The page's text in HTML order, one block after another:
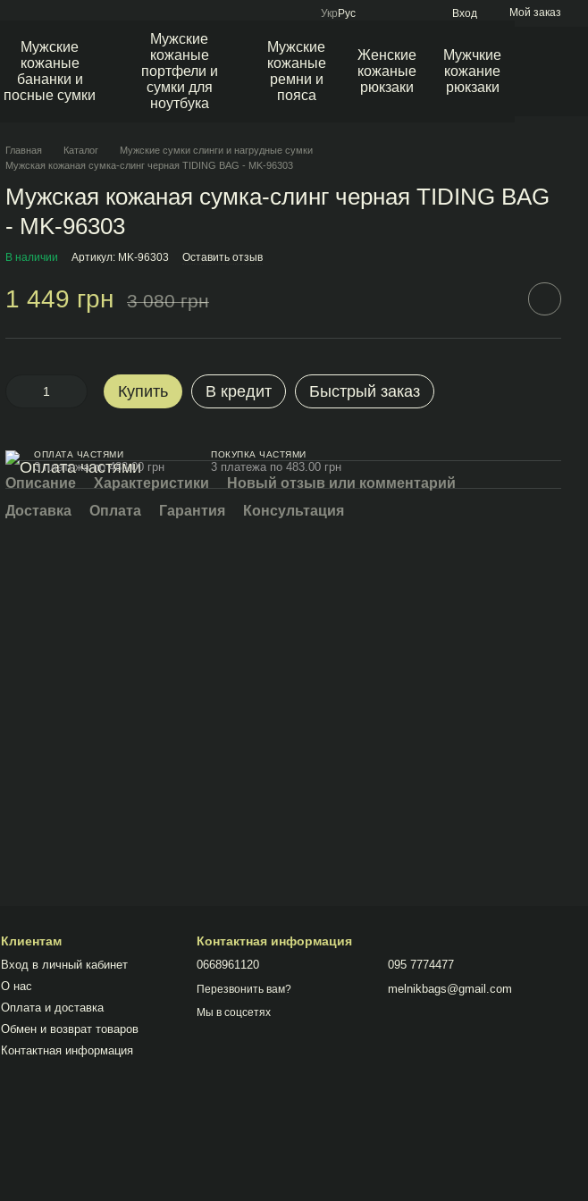
Укр Рус Вход Мой заказ
Мужские
кожаные
бананки и
посные сумки
Мужские
кожаные
портфели и
сумки для
ноутбука
Мужские
кожаные
ремни и
пояса
Женские
кожаные
рюкзаки
Мужчкие
кожание
рюкзаки
Главная Каталог
Мужские сумки слинги и нагрудные сумки
Мужская кожаная сумка-слинг черная TIDING BAG - MK-96303
Мужская кожаная сумка-слинг черная TIDING BAG
- MK-96303
В наличии Артикул: MK-96303 Оставить отзыв
1 449 грн 3 080 грн
Купить В кредит Быстрый заказ
ОПЛАТА ЧАСТЯМИ
3 платежа по 483.00 грн
ПОКУПКА ЧАСТЯМИ
3 платежа по 483.00 грн
Описание Характеристики
Новый отзыв или комментарий
Доставка
Оплата Гарантия Консультация
Клиентам
Вход в личный кабинет
О нас
Оплата и доставка
Обмен и возврат товаров
Контактная информация
Контактная информация
0668961120
Перезвонить вам?
095 7774477
melnikbags@gmail.com
Мы в соцсетях